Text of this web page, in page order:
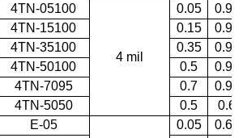
4TN-05100
4 mil
0.05
0.97
4TN-15100
0.15
0.96
4TN-35100
0.35
0.96
4TN-50100
0.5
0.95
4TN-7095
0.7
0.95
4TN-5050
0.5
0.6
E-05 0.05
0.62